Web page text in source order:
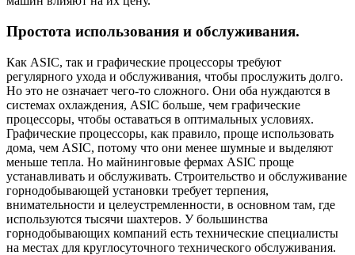
Простота использования и обслуживания.
Как ASIC, так и графические процессоры требуют
регулярного ухода и обслуживания, чтобы прослужить долго.
Но это не означает чего-то сложного. Они оба нуждаются в
системах охлаждения, ASIC больше, чем графические
процессоры, чтобы оставаться в оптимальных условиях.
Графические процессоры, как правило, проще использовать
дома, чем ASIC, потому что они менее шумные и выделяют
меньше тепла. Но майнинговые фермах ASIC проще
устанавливать и обслуживать. Строительство и обслуживание
горнодобывающей установки требует терпения,
внимательности и целеустремленности, в основном там, где
используются тысячи шахтеров. У большинства
горнодобывающих компаний есть технические специалисты
на местах для круглосуточного технического обслуживания.